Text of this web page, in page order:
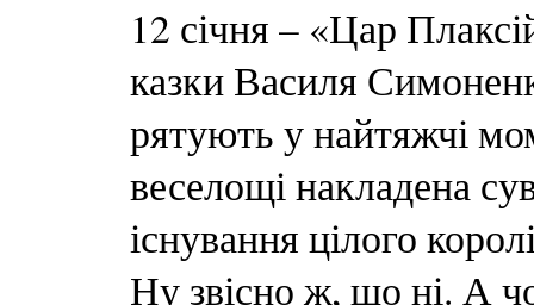
12 січня – «Цар
казки Василя
рятують у найтяжчі
веселощі накладена
існування цілого
Ну звісно ж, що ні. А